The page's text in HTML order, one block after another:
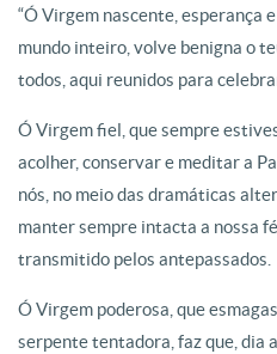
“Ó Virgem nascente, esperança
mundo inteiro, volve benigna o
todos, aqui reunidos para
Ó Virgem fiel, que sempre
acolher, conservar e meditar a
nós, no meio das dramáticas
manter sempre intacta a nossa
transmitido pelos antepassados.
Ó Virgem poderosa, que
serpente tentadora, faz que, dia